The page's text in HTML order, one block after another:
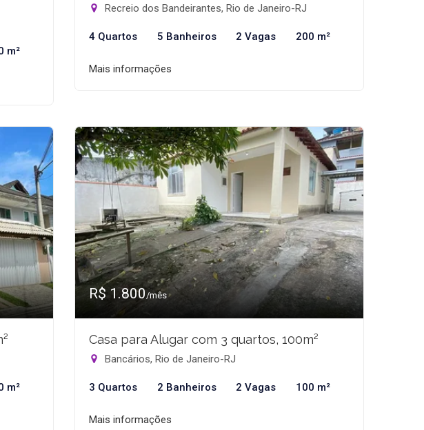
m²
Recreio dos Bandeirantes, Rio de Janeiro-RJ
4 Quartos 5 Banheiros 2 Vagas 200 m²
Mais informações
m²
R$ 1.800/mês
Casa para Alugar com 3 quartos, 100m²
Bancários, Rio de Janeiro-RJ
3 Quartos 2 Banheiros 2 Vagas 100 m²
Mais informações